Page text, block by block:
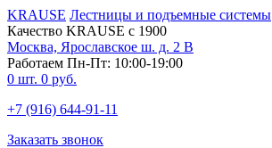
KRAUSE Лестницы и подъемные системы
Качество KRAUSE с 1900
Москва, Ярославское ш. д. 2 В
Работаем Пн-Пт: 10:00-19:00
0 шт. 0 руб.
+7 (916) 644-91-11
Заказать звонок